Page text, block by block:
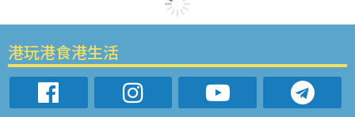
港玩港食港生活